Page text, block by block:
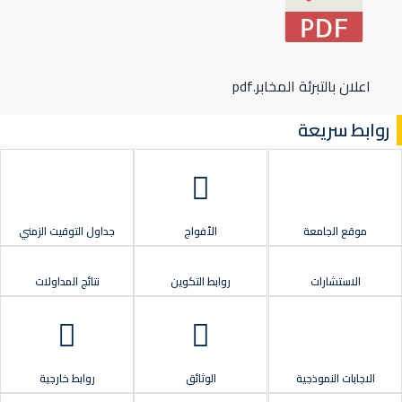
اعلان بالتبرئة المخابر.pdf
روابط سريعة
موقع الجامعة الأفواج جداول التوقيت الزمني
الاستشارات روابط التكوين نتائج المداولات
الاجابات النموذجية الوثائق روابط خارجية